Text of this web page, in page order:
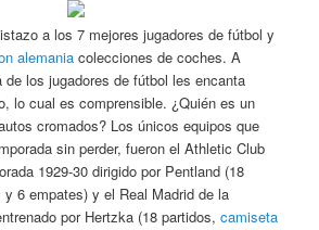
a los 7 mejores jugadores de fútbol y
alemania colecciones de coches. A
los jugadores de fútbol les encanta
lo cual es comprensible. ¿Quién es un
cromados? Los únicos equipos que
sin perder, fueron el Athletic Club
1929-30 dirigido por Pentland (18
6 empates) y el Real Madrid de la
por Hertzka (18 partidos,camiseta